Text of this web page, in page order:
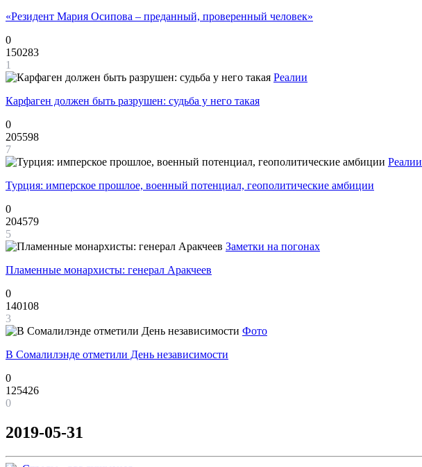
«Резидент Мария Осипова – преданный, проверенный человек»
0
150283
1
Реалии
Карфаген должен быть разрушен: судьба у него такая
0
205598
7
Реалии
Турция: имперское прошлое, военный потенциал, геополитические амбиции
0
204579
5
Заметки на погонах
Пламенные монархисты: генерал Аракчеев
0
140108
3
Фото
В Сомалилэнде отметили День независимости
0
125426
0
2019-05-31